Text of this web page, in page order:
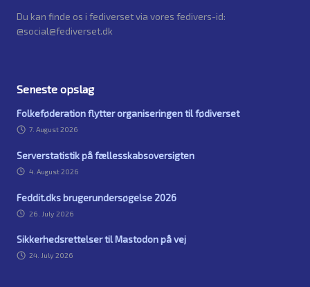
Du kan finde os i fediverset via vores fedivers-id:
@social@fediverset.dk
Seneste opslag
Folkeføderation flytter organiseringen til fødiverset
7. August 2026
Serverstatistik på fællesskabsoversigten
4. August 2026
Feddit.dks brugerundersøgelse 2026
26. July 2026
Sikkerhedsrettelser til Mastodon på vej
24. July 2026